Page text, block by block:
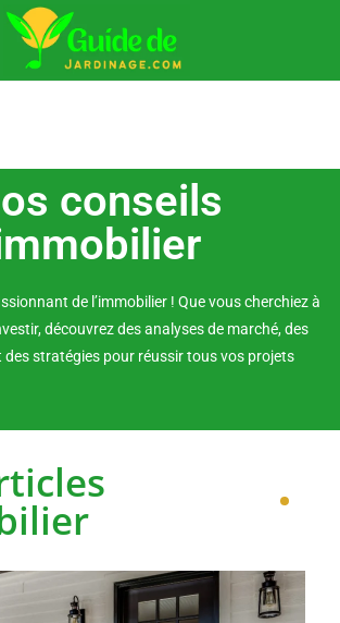
conseils
de l’immobilier ! Que vous cherchiez à
découvrez des analyses de marché, des
des stratégies pour réussir tous vos projets